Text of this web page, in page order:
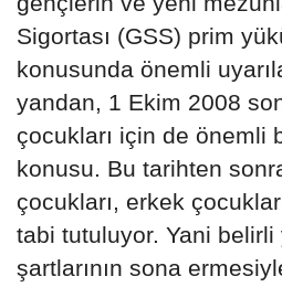
Sigortası (GSS) prim
konusunda önemli
yandan, 1 Ekim 2008
çocukları için de önemli
konusu. Bu tarihten
çocukları, erkek
tabi tutuluyor. Yani
şartlarının sona